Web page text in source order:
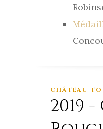
CHÂTEAU
2019